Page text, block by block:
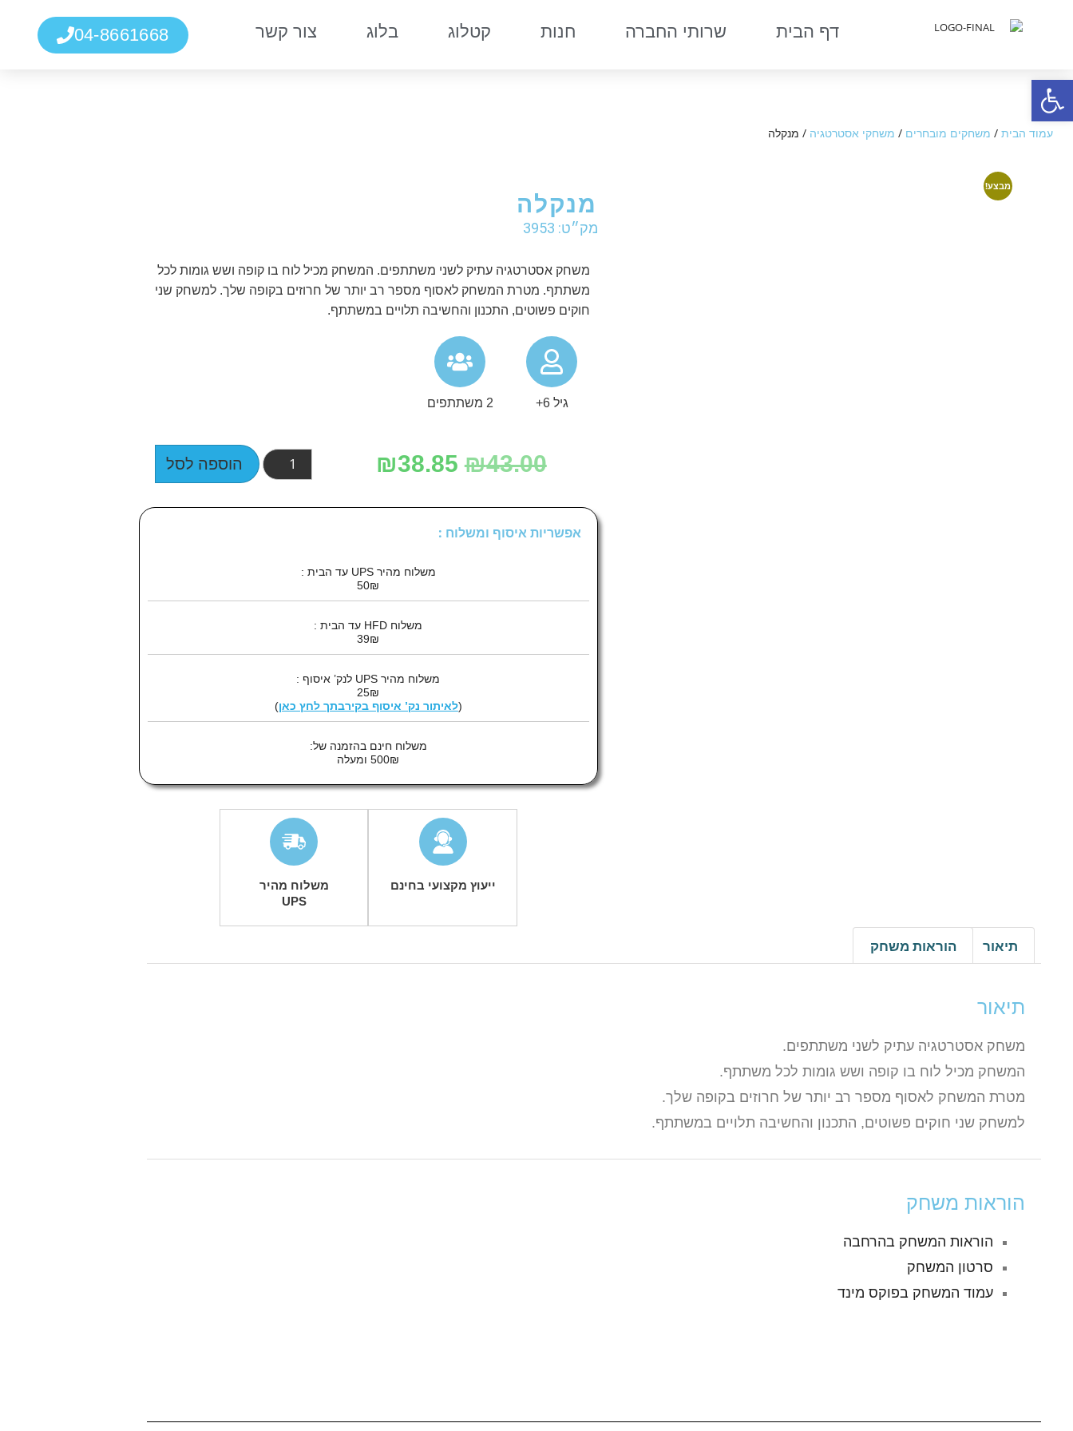
דף הבית שרותי החברה חנות קטלוג בלוג צור קשר 04-8661668
עמוד הבית / משחקים מובחרים / משחקי אסטרטגיה / מנקלה
מבצע!
מנקלה
מק״ט: 3953
משחק אסטרטגיה עתיק לשני משתתפים. המשחק מכיל לוח בו קופה ושש גומות לכל
משתתף. מטרת המשחק לאסוף מספר רב יותר של חרוזים בקופה שלך. למשחק שני
חוקים פשוטים, התכנון והחשיבה תלויים במשתתף.
גיל 6+ 2 משתתפים
₪43.00
₪38.85 הוספה לסל
אפשריות איסוף ומשלוח :
משלוח מהיר UPS עד הבית :
50₪
משלוח HFD עד הבית :
39₪
משלוח מהיר UPS לנק’ איסוף :
25₪
(לאיתור נק’ איסוף בקירבתך לחץ כאן)
משלוח חינם בהזמנה של:
500₪ ומעלה
ייעוץ מקצועי בחינם
משלוח מהיר
UPS
תיאור הוראות משחק
תיאור
משחק אסטרטגיה עתיק לשני משתתפים.
המשחק מכיל לוח בו קופה ושש גומות לכל משתתף.
מטרת המשחק לאסוף מספר רב יותר של חרוזים בקופה שלך.
למשחק שני חוקים פשוטים, התכנון והחשיבה תלויים במשתתף.
הוראות משחק
הוראות המשחק בהרחבה
סרטון המשחק
עמוד המשחק בפוקס מינד
פתח סרגל נגישות